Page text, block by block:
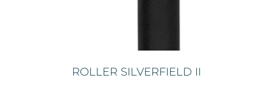
ROLLER SILVERFIELD II